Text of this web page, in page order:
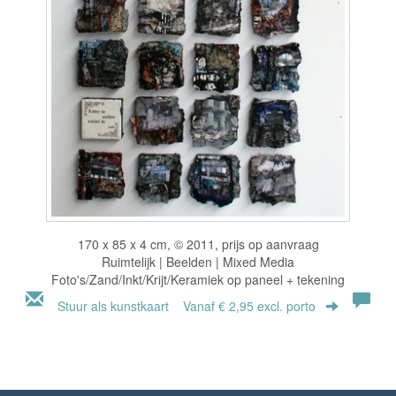
170 x 85 x 4 cm, © 2011, prijs op aanvraag
Ruimtelijk | Beelden | Mixed Media
Foto's/Zand/Inkt/Krijt/Keramiek op paneel + tekening
Stuur als kunstkaart Vanaf € 2,95 excl. porto